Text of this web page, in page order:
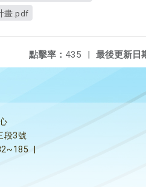
畫.pdf
最後更新日
點擊率： 435 |
段3號